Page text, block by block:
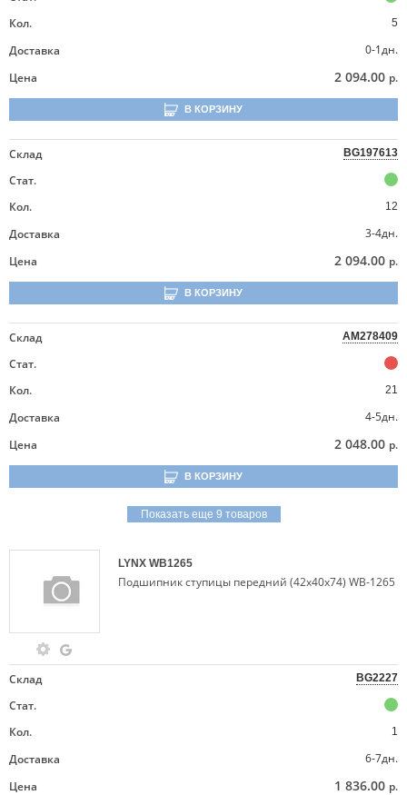
Кол.
5
Доставка
0-1дн.
Цена
2 094.00 р.
В КОРЗИНУ
Склад BG197613
Стат.
Кол.
12
Доставка
3-4дн.
Цена
2 094.00 р.
В КОРЗИНУ
Склад AM278409
Стат.
Кол.
21
Доставка
4-5дн.
Цена
2 048.00 р.
В КОРЗИНУ
Показать еще 9 товаров
LYNX WB1265
Подшипник ступицы передний (42x40x74) WB-1265
Склад BG2227
Стат.
Кол.
1
Доставка
6-7дн.
Цена
1 836.00 р.